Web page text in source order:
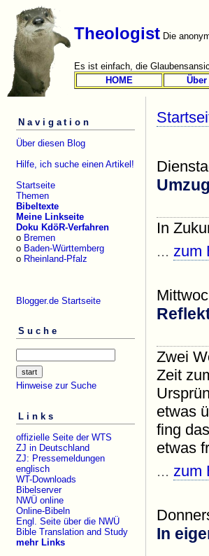
Theologist Die
Es ist einfach, die
HOME
Navigation
Über diesen Blog
Hilfe, ich suche einen Artikel!
Startseite
Themen
Bibeltexte
Meine Linkseite
Doku KdöR-Verfahren
o Bremen
o Baden-Württemberg
o Rheinland-Pfalz
Blogger.de Startseite
Suche
Hinweise zur Suche
Links
offizielle Seite der WTS
ZJ in Deutschland
ZJ: Pressemeldungen
englisch
WT-Downloads
Bibelserver
NWÜ online
Online-Bibeln
Engl. Seite über die NWÜ
Bible Translation and Study
mehr Links
Umzug
In
... zum
Zwei
Zeit
etwas
fing
etwas
... zum
In